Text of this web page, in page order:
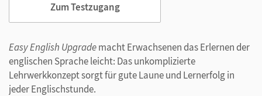
Zum Testzugang
Easy English Upgrademacht Erwachsenen das Erlernen der
englischen Sprache leicht: Das unkomplizierte
Lehrwerkkonzept sorgt für gute Laune und Lernerfolg in
jeder Englischstunde.